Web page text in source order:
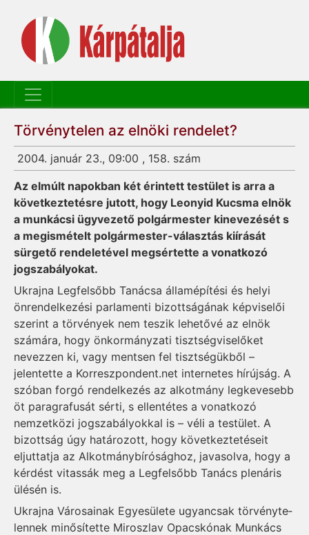
Törvénytelen az elnöki rendelet?
2004. január 23., 09:00 , 158. szám
Az elmúlt napokban két érintett testület is arra a
következtetésre jutott, hogy Le­onyid Kucsma elnök
a munkácsi ügyvezető pol­gármester kinevezését s
a megismételt polgármester-választás kiírását
sürgető rendeletével megsértette a vonatkozó
jogsza­bá­lyo­kat.
Ukrajna Legfelsőbb Ta­­nácsa államépítési és helyi
önrendelkezési parla­menti bizottságának képviselői
szerint a törvények nem teszik lehetővé az elnök
számára, hogy önkormányzati tisztségviselőket
nevezzen ki, vagy mentsen fel tisztségükből –
jelentette a Kor­reszpondent.net internetes hír­újság. A
szóban forgó rendelkezés az alkotmány legkevesebb
öt paragrafusát sérti, s ellentétes a vonatkozó
nemzetközi jogszabályokkal is – véli a testület. A
bizottság úgy határozott, hogy következtetéseit
eljuttatja az Alkotmánybírósághoz, javasolva, hogy a
kérdést vitassák meg a Legfelsőbb Tanács plenáris
ülésén is.
Ukrajna Városainak Egye­sülete ugyancsak törvény­te­
len­nek minősítette Miroszlav Opacs­­­­­kónak Munkács